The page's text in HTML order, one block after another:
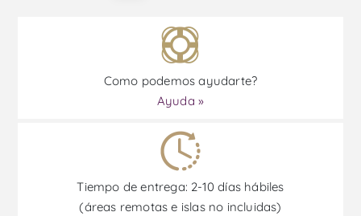
Como podemos ayudarte?
Ayuda »
Tiempo de entrega: 2-10 días hábiles
(áreas remotas e islas no incluidas)